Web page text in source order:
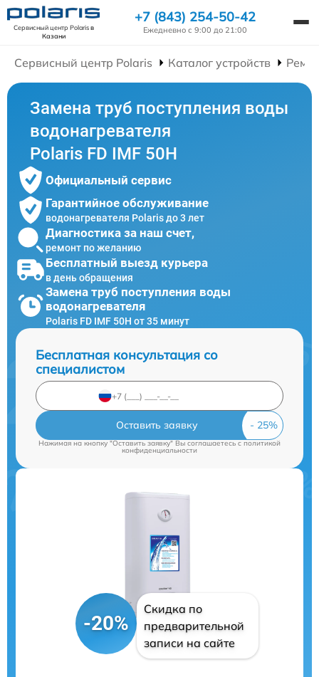
Сервисный центр Polarisв
Казани
+7 (843) 254-50-42
Ежедневно с 9:00 до 21:00
Сервисный центр Polaris Каталог устройств
Замена труб поступления воды
водонагревателя
Polaris FD IMF 50H
Официальный сервис
Гарантийное обслуживание
водонагревателя Polaris до 3 лет
Диагностика за наш счет,
ремонт по желанию
Бесплатный выезд курьера
в день обращения
Замена труб поступления воды
водонагревателя
Polaris FD IMF 50H от 35 минут
Бесплатная консультация со
специалистом
Оставить заявку
Нажимая на кнопку "Оставить заявку" Вы соглашаетесь cполитикой
конфиденциальности
-20%
Скидка по
предварительной
записи на сайте